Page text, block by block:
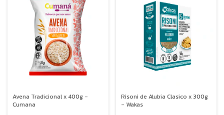
Avena Tradicional x 400g -
Cumana
Risoni de Alubia Clasico x 300g
- Wakas